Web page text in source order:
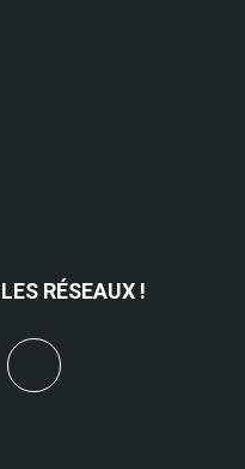
RÉSEAUX !
mastodon